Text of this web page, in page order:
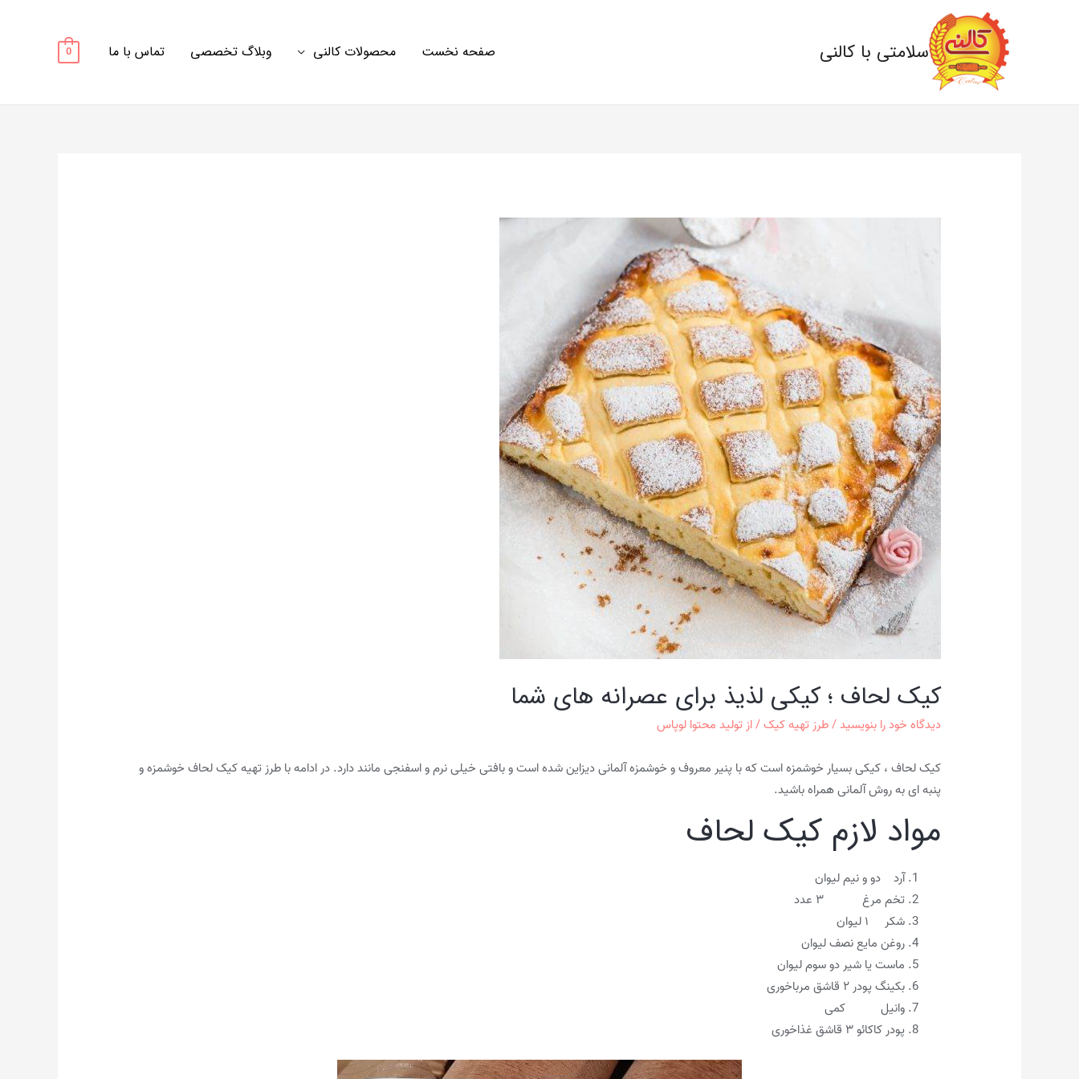
سلامتی با کالنی صفحه نخست محصولات کالنی وبلاگ تخصصی تماس با ما 0
کیک لحاف ؛ کیکی لذیذ برای عصرانه های شما
دیدگاه‌ خود را بنویسید/طرز تهیه کیک/ ازتولید محتوا لوپاس
کیک لحاف ، کیکی بسیار خوشمزه است که با پنیر معروف و خوشمزه آلمانی دیزاین شده است و بافتی خیلی نرم و اسفنجی مانند دارد. در ادامه با طرز تهیه کیک لحاف خوشمزه و
پنبه ای به روش آلمانی همراه باشید.
مواد لازم کیک لحاف
آرد دو و نیم لیوان
تخم مرغ ۳ عدد
شکر ۱ لیوان
روغن مایع نصف لیوان
ماست یا شیر دو سوم لیوان
بکینگ پودر ۲ قاشق مرباخوری
وانیل کمی
پودر کاکائو ۳ قاشق غذاخوری